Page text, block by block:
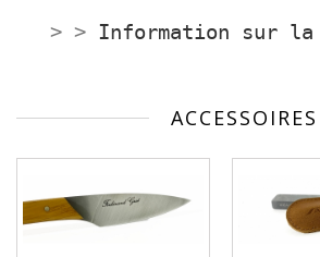
> > Information sur la
ACCESSOIRES